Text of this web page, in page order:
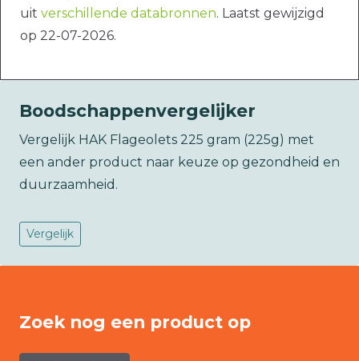
uit verschillende databronnen. Laatst gewijzigd
op 22-07-2026.
Boodschappenvergelijker
Vergelijk HAK Flageolets 225 gram (225g) met
een ander product naar keuze op gezondheid en
duurzaamheid.
Vergelijk
Zoek nog een product op